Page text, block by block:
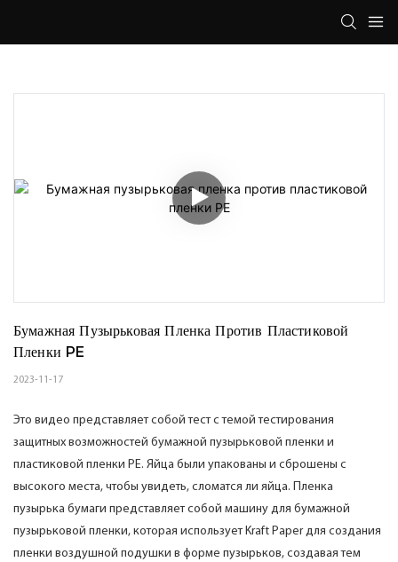
Бумажная Пузырьковая Пленка Против Пластиковой
Пленки PE
2023-11-17
Это видео представляет собой тест с темой тестирования
защитных возможностей бумажной пузырьковой пленки и
пластиковой пленки PE. Яйца были упакованы и сброшены с
высокого места, чтобы увидеть, сломатся ли яйца. Пленка
пузырька бумаги представляет собой машину для бумажной
пузырьковой пленки, которая использует Kraft Paper для создания
пленки воздушной подушки в форме пузырьков, создавая тем